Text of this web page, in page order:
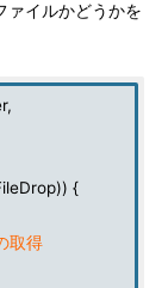
ァイルかどうかを
{
取得